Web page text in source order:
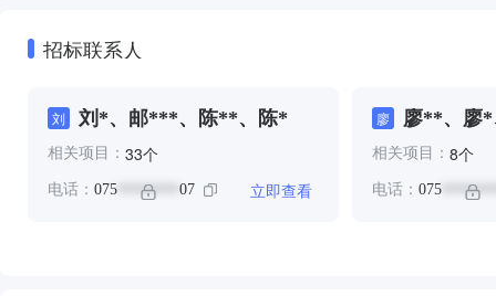
招标联系人
刘 刘*、邮***、陈**、陈*
相关项目： 33个
电话： 075 ******** 07 立即查看
廖 廖**、廖
相关项目： 8个
电话： 075